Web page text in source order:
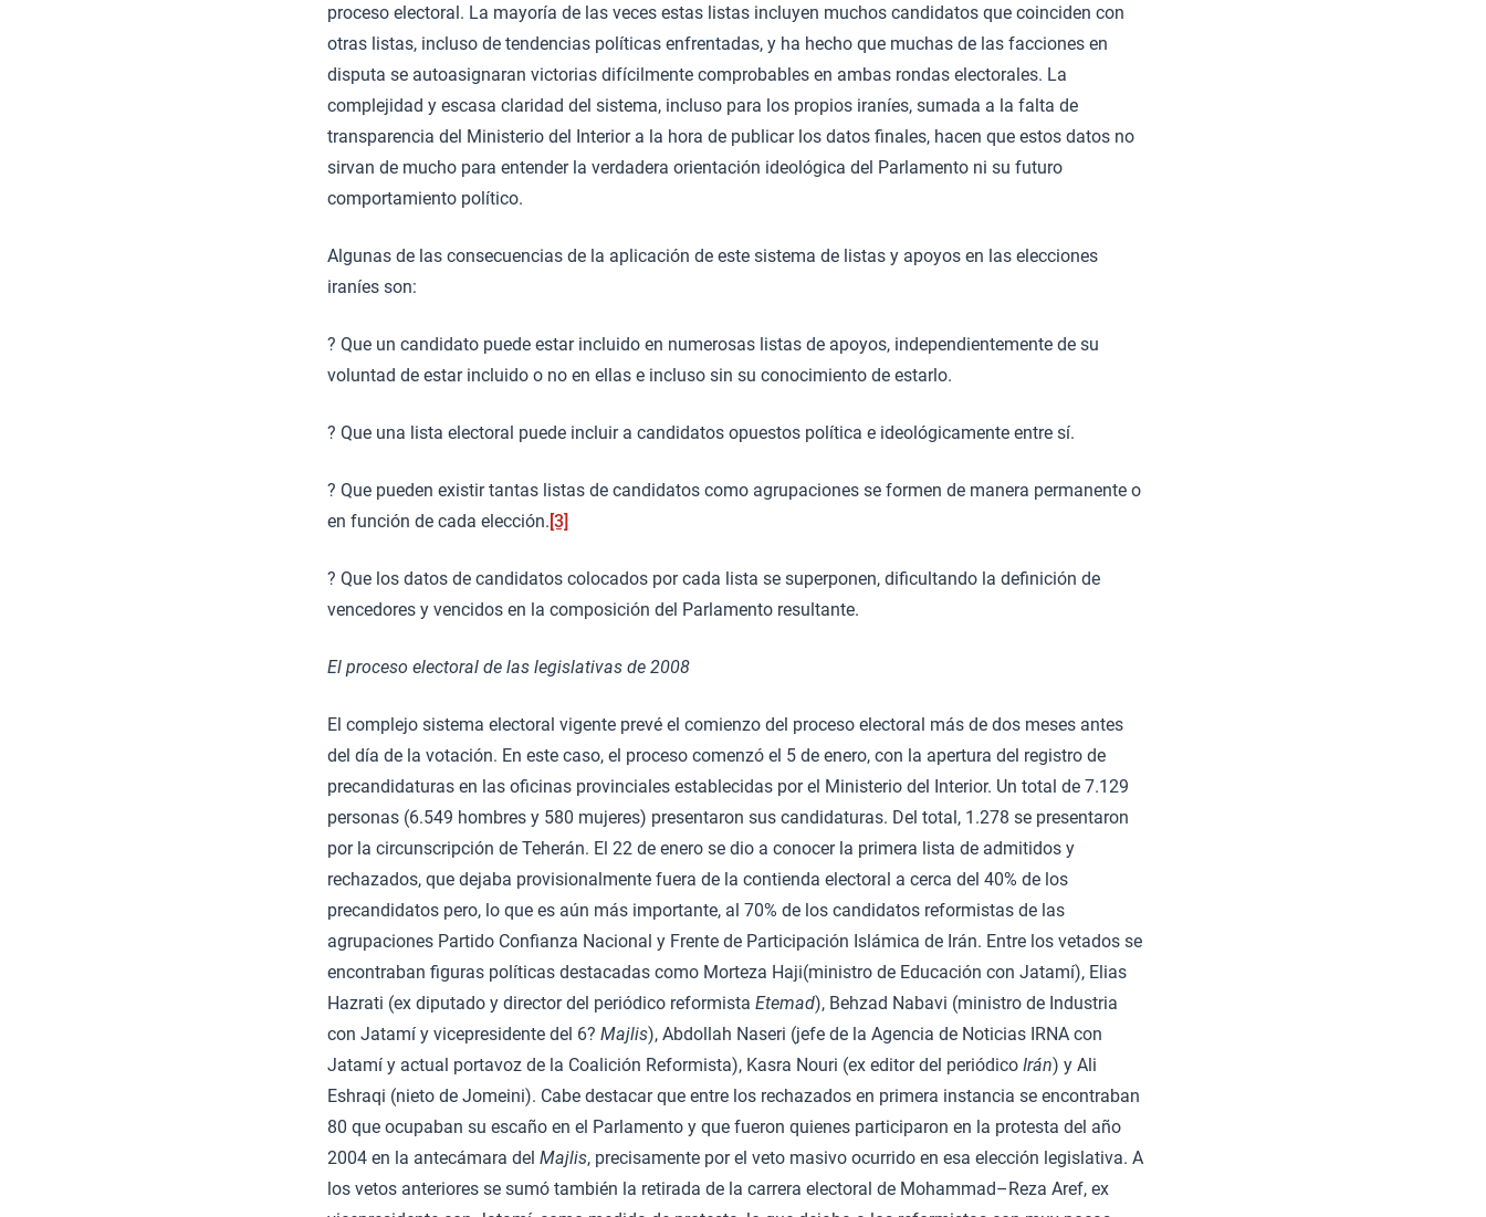
proceso electoral. La mayoría de las veces estas listas incluyen muchos candidatos que coinciden con
otras listas, incluso de tendencias políticas enfrentadas, y ha hecho que muchas de las facciones en
disputa se autoasignaran victorias difícilmente comprobables en ambas rondas electorales. La
complejidad y escasa claridad del sistema, incluso para los propios iraníes, sumada a la falta de
transparencia del Ministerio del Interior a la hora de publicar los datos finales, hacen que estos datos no
sirvan de mucho para entender la verdadera orientación ideológica del Parlamento ni su futuro
comportamiento político.
Algunas de las consecuencias de la aplicación de este sistema de listas y apoyos en las elecciones
iraníes son:
? Que un candidato puede estar incluido en numerosas listas de apoyos, independientemente de su
voluntad de estar incluido o no en ellas e incluso sin su conocimiento de estarlo.
? Que una lista electoral puede incluir a candidatos opuestos política e ideológicamente entre sí.
? Que pueden existir tantas listas de candidatos como agrupaciones se formen de manera permanente o
en función de cada elección. [3]
? Que los datos de candidatos colocados por cada lista se superponen, dificultando la definición de
vencedores y vencidos en la composición del Parlamento resultante.
El proceso electoral de las legislativas de 2008
El complejo sistema electoral vigente prevé el comienzo del proceso electoral más de dos meses antes
del día de la votación. En este caso, el proceso comenzó el 5 de enero, con la apertura del registro de
precandidaturas en las oficinas provinciales establecidas por el Ministerio del Interior. Un total de 7.129
personas (6.549 hombres y 580 mujeres) presentaron sus candidaturas. Del total, 1.278 se presentaron
por la circunscripción de Teherán. El 22 de enero se dio a conocer la primera lista de admitidos y
rechazados, que dejaba provisionalmente fuera de la contienda electoral a cerca del 40% de los
precandidatos pero, lo que es aún más importante, al 70% de los candidatos reformistas de las
agrupaciones Partido Confianza Nacional y Frente de Participación Islámica de Irán. Entre los vetados se
encontraban figuras políticas destacadas como Morteza Haji(ministro de Educación con Jatamí), Elias
Hazrati (ex diputado y director del periódico reformista Etemad), Behzad Nabavi (ministro de Industria
con Jatamí y vicepresidente del 6? Majlis), Abdollah Naseri (jefe de la Agencia de Noticias IRNA con
Jatamí y actual portavoz de la Coalición Reformista), Kasra Nouri (ex editor del periódico Irán) y Ali
Eshraqi (nieto de Jomeini). Cabe destacar que entre los rechazados en primera instancia se encontraban
80 que ocupaban su escaño en el Parlamento y que fueron quienes participaron en la protesta del año
2004 en la antecámara del Majlis, precisamente por el veto masivo ocurrido en esa elección legislativa. A
los vetos anteriores se sumó también la retirada de la carrera electoral de Mohammad–Reza Aref, ex